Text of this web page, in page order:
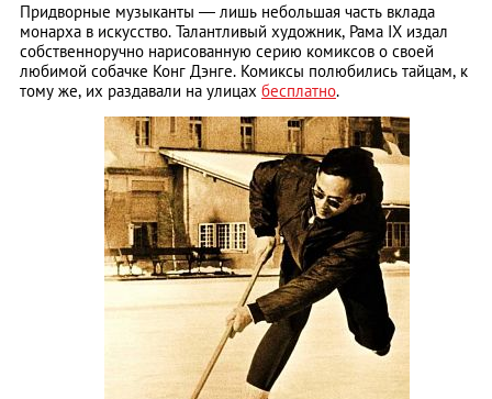
Придворные музыканты ― лишь небольшая часть вклада
монарха в искусство. Талантливый художник, Рама IX издал
собственноручно нарисованную серию комиксов о своей
любимой собачке Конг Дэнге. Комиксы полюбились тайцам, к
тому же, их раздавали на улицах бесплатно.